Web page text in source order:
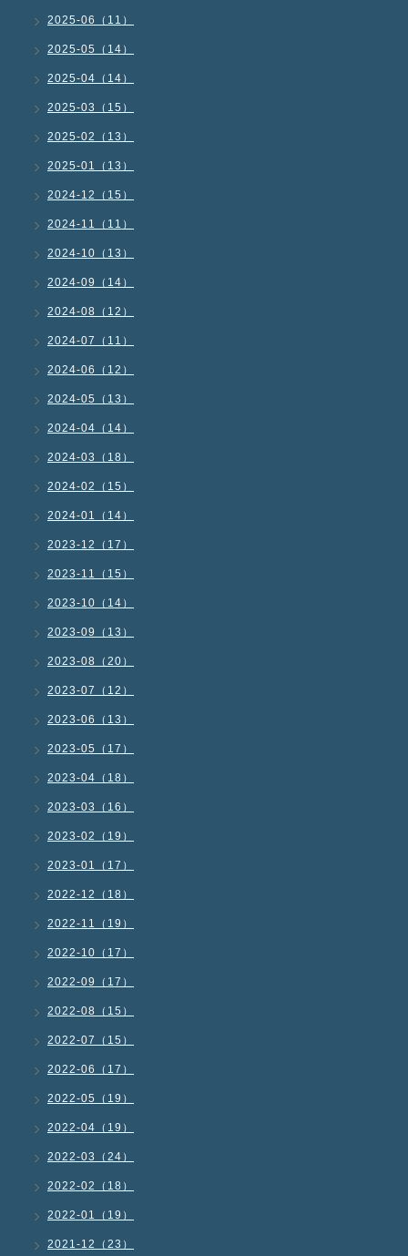
2025-06（11）
2025-05（14）
2025-04（14）
2025-03（15）
2025-02（13）
2025-01（13）
2024-12（15）
2024-11（11）
2024-10（13）
2024-09（14）
2024-08（12）
2024-07（11）
2024-06（12）
2024-05（13）
2024-04（14）
2024-03（18）
2024-02（15）
2024-01（14）
2023-12（17）
2023-11（15）
2023-10（14）
2023-09（13）
2023-08（20）
2023-07（12）
2023-06（13）
2023-05（17）
2023-04（18）
2023-03（16）
2023-02（19）
2023-01（17）
2022-12（18）
2022-11（19）
2022-10（17）
2022-09（17）
2022-08（15）
2022-07（15）
2022-06（17）
2022-05（19）
2022-04（19）
2022-03（24）
2022-02（18）
2022-01（19）
2021-12（23）